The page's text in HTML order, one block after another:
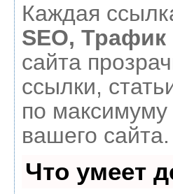
Каждая
SEO, Трафик
сайта
ссылки,
по
вашего сайта.
Что умеет